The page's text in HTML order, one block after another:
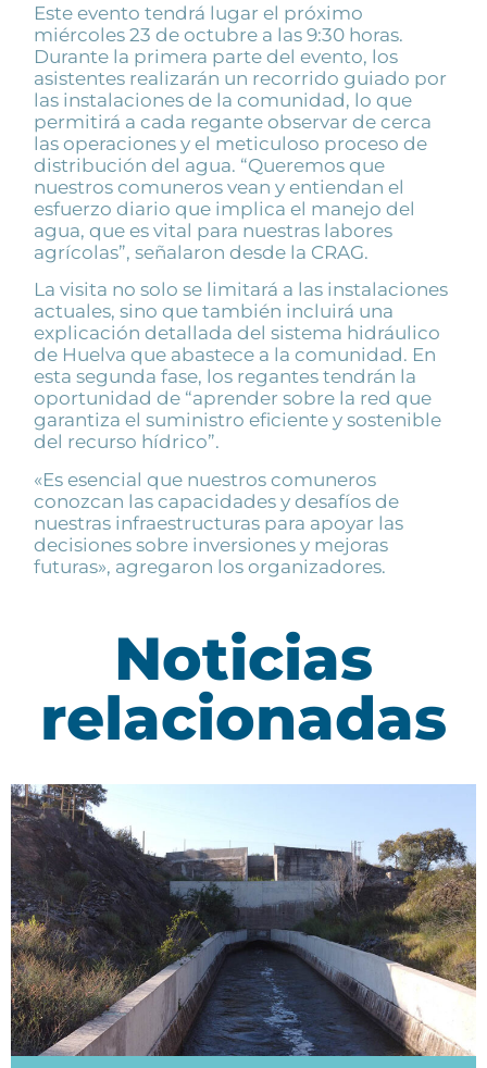
Este evento tendrá lugar el próximo
miércoles 23 de octubre a las 9:30 horas.
Durante la primera parte del evento, los
asistentes realizarán un recorrido guiado por
las instalaciones de la comunidad, lo que
permitirá a cada regante observar de cerca
las operaciones y el meticuloso proceso de
distribución del agua. “Queremos que
nuestros comuneros vean y entiendan el
esfuerzo diario que implica el manejo del
agua, que es vital para nuestras labores
agrícolas”, señalaron desde la CRAG.
La visita no solo se limitará a las instalaciones
actuales, sino que también incluirá una
explicación detallada del sistema hidráulico
de Huelva que abastece a la comunidad. En
esta segunda fase, los regantes tendrán la
oportunidad de “aprender sobre la red que
garantiza el suministro eficiente y sostenible
del recurso hídrico”.
«Es esencial que nuestros comuneros
conozcan las capacidades y desafíos de
nuestras infraestructuras para apoyar las
decisiones sobre inversiones y mejoras
futuras», agregaron los organizadores.
Noticias
relacionadas